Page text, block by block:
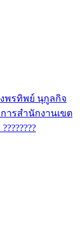
พรทิพย์ นุกูลกิจ
ารสำนักงานเขต